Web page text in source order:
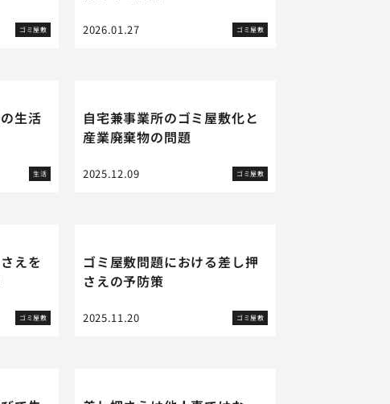
ゴミ屋敷 2026.01.27 ゴミ屋敷
生活
生活
自宅兼事業所のゴミ屋敷化と
産業廃棄物の問題
2025.12.09 ゴミ屋敷
えを
ゴミ屋敷
ゴミ屋敷問題における差し押
さえの予防策
2025.11.20 ゴミ屋敷